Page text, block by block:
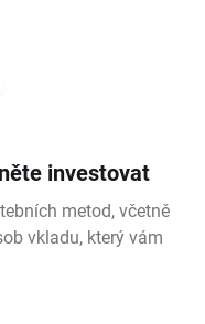
investovat
metod, včetně
vkladu, který vám